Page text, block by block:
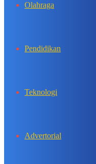
Olahraga
Pendidikan
Teknologi
Advertorial